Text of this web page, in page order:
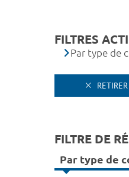
FILTRES
Par type de
FILTRE DE
Par type de